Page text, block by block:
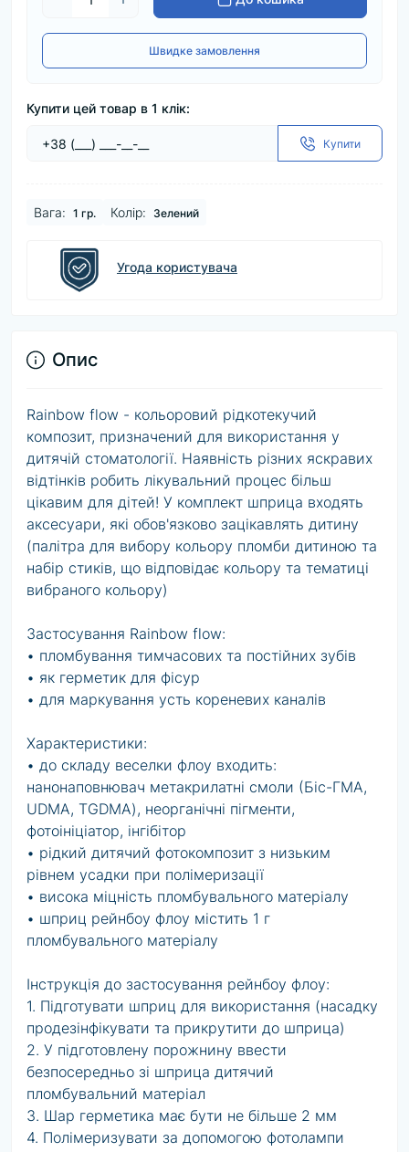
Швидке замовлення
Купити цей товар в 1 клік:
Купити
Baга: 1 гр. Колір: Зелений
Угода користувача
Опис
Rainbow flow - кольоровий рідкотекучий
композит, призначений для використання у
дитячій стоматології. Наявність різних яскравих
відтінків робить лікувальний процес більш
цікавим для дітей! У комплект шприца входять
аксесуари, які обов'язково зацікавлять дитину
(палітра для вибору кольору пломби дитиною та
набір стиків, що відповідає кольору та тематиці
вибраного кольору)
Застосування Rainbow flow:
• пломбування тимчасових та постійних зубів
• як герметик для фісур
• для маркування усть кореневих каналів
Характеристики:
• до складу веселки флоу входить:
нанонаповнювач метакрилатні смоли (Біс-ГМА,
UDMA, TGDMA), неорганічні пігменти,
фотоініціатор, інгібітор
• рідкий дитячий фотокомпозит з низьким
рівнем усадки при полімеризації
• висока міцність пломбувального матеріалу
• шприц рейнбоу флоу містить 1 г
пломбувального матеріалу
Інструкція до застосування рейнбоу флоу:
1. Підготувати шприц для використання (насадку
продезінфікувати та прикрутити до шприца)
2. У підготовлену порожнину ввести
безпосередньо зі шприца дитячий
пломбувальний матеріал
3. Шар герметика має бути не більше 2 мм
4. Полімеризувати за допомогою фотолампи